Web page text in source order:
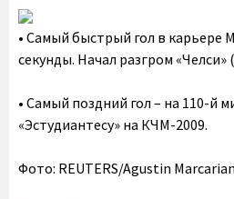
• Самый быстрый гол в карьере
секунды. Начал разгром «Челси»
• Самый поздний гол – на 110-й
«Эстудиантесу» на КЧМ-2009.
Фото: REUTERS/Agustin Marcarian